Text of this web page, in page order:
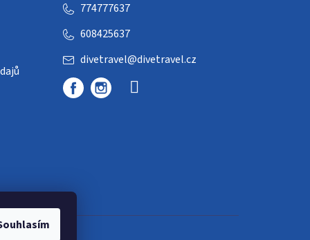
divetravel@divetravel.cz
608425637
774777637